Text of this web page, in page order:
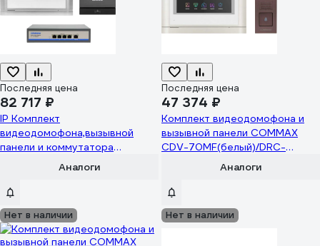
Последняя цена
82 717 ₽
IP Комплект
видеодомофона,вызывной
панели и коммутатора
COMMAX CIOT-
700M2/CIOT-D21M/CIOT-H4L2
Аналоги
Последняя цена
47 374 ₽
Комплект видеодомофона и
вызывной панели COMMAX
CDV-70MF(белый)/DRC-
Аналоги
Нет в наличии Нет в наличии